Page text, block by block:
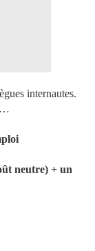
internautes.
neutre) + un